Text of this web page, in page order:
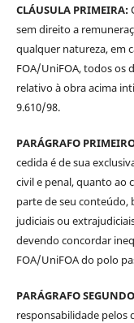
CLÁUSULA PRIMEIRA:
sem direito a
qualquer natureza, em
FOA/UniFOA, todos os
relativo à obra acima
9.610/98.
PARÁGRAFO
cedida é de sua
civil e penal, quanto ao
parte de seu
judiciais ou
devendo concordar
FOA/UniFOA do polo
PARÁGRAFO
responsabilidade pelos